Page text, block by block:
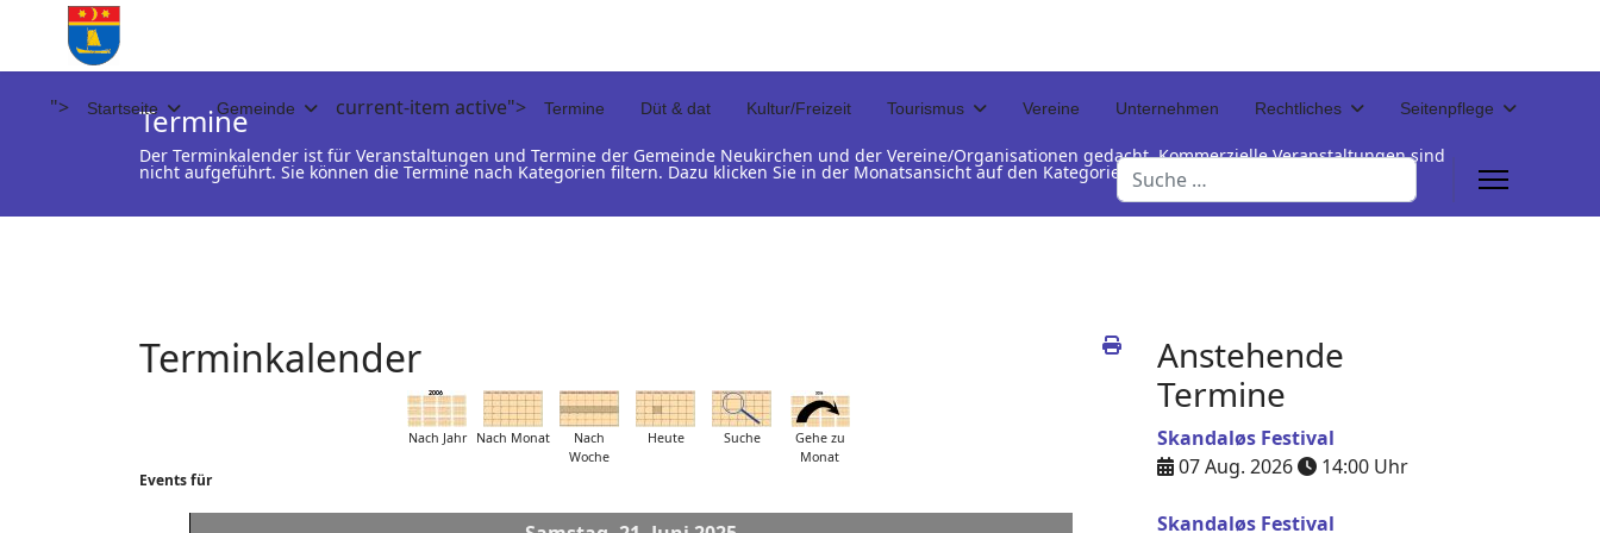
"> Startseite Gemeinde current-item active"> Termine Düt & dat Kultur/Freizeit Tourismus Vereine Unternehmen Rechtliches Seitenpflege
Suchen
Termine
Der Terminkalender ist für Veranstaltungen und Termine der Gemeinde Neukirchen und der Vereine/Organisationen gedacht. Kommerzielle Veranstaltungen sind
nicht aufgeführt. Sie können die Termine nach Kategorien filtern. Dazu klicken Sie in der Monatsansicht auf den Kategorienamen unterhalb der Termintabelle
Terminkalender
Nach Jahr Nach Monat
Nach
Woche
Heute Suche
Gehe zu
Monat
Events für
Anstehende
Termine
Skandaløs Festival
07 Aug. 2026
14:00 Uhr
Skandaløs Festival